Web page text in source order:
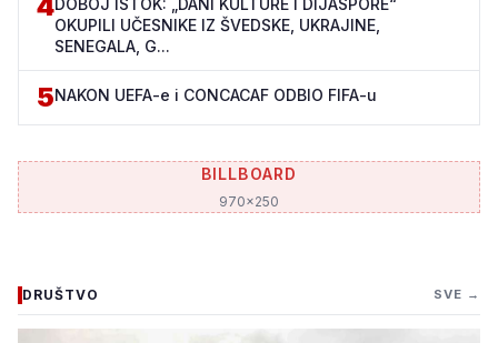
DOBOJ ISTOK: „DANI KULTURE I DIJASPORE“
OKUPILI UČESNIKE IZ ŠVEDSKE, UKRAJINE,
SENEGALA, G...
5NAKON UEFA-e i CONCACAF ODBIO FIFA-u
BILLBOARD
970x250
DRUŠTVO SVE →